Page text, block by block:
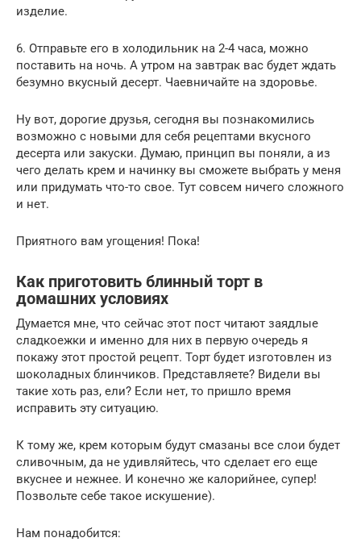
изделие.
6. Отправьте его в холодильник на 2-4 часа, можно
поставить на ночь. А утром на завтрак вас будет ждать
безумно вкусный десерт. Чаевничайте на здоровье.
Ну вот, дорогие друзья, сегодня вы познакомились
возможно с новыми для себя рецептами вкусного
десерта или закуски. Думаю, принцип вы поняли, а из
чего делать крем и начинку вы сможете выбрать у меня
или придумать что-то свое. Тут совсем ничего сложного
и нет.
Приятного вам угощения! Пока!
Как приготовить блинный торт в
домашних условиях
Думается мне, что сейчас этот пост читают заядлые
сладкоежки и именно для них в первую очередь я
покажу этот простой рецепт. Торт будет изготовлен из
шоколадных блинчиков. Представляете? Видели вы
такие хоть раз, ели? Если нет, то пришло время
исправить эту ситуацию.
К тому же, крем которым будут смазаны все слои будет
сливочным, да не удивляйтесь, что сделает его еще
вкуснее и нежнее. И конечно же калорийнее, супер!
Позвольте себе такое искушение).
Нам понадобится: